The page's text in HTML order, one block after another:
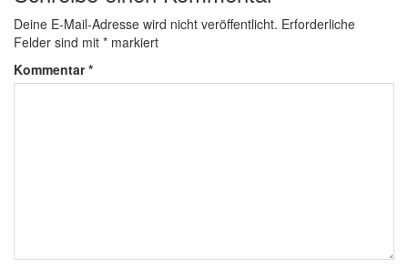
Deine E-Mail-Adresse wird nicht veröffentlicht. Erforderliche
Felder sind mit * markiert
Kommentar*